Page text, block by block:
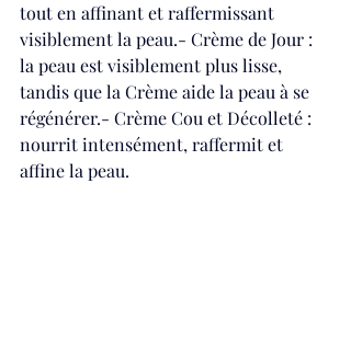
tout en affinant et raffermissant
visiblement la peau.- Crème de Jour :
la peau est visiblement plus lisse,
tandis que la Crème aide la peau à se
régénérer.- Crème Cou et Décolleté :
nourrit intensément, raffermit et
affine la peau.